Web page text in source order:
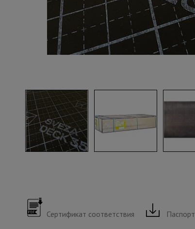
Штукатурные комплекты
Сварочные аппараты
Тепловые пушки
Сертификат соответствия Паспорт